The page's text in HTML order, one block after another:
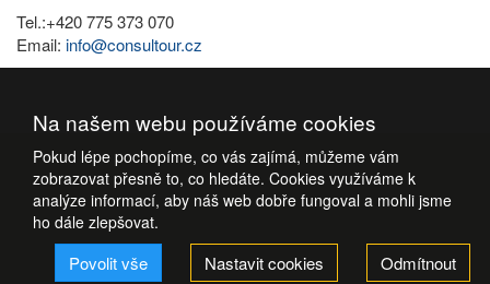
Tel.:+420 775 373 070
Email: info@consultour.cz
Na našem webu používáme cookies
Pokud lépe pochopíme, co vás zajímá, můžeme vám
zobrazovat přesně to, co hledáte. Cookies využíváme k
analýze informací, aby náš web dobře fungoval a mohli jsme
ho dále zlepšovat.
Povolit vše Nastavit cookies Odmítnout